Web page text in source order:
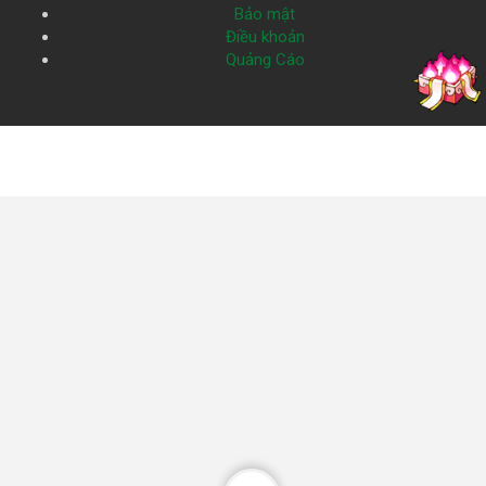
Bảo mật
Điều khoản
Quảng Cáo